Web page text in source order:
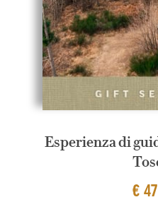
Esperienza di
€